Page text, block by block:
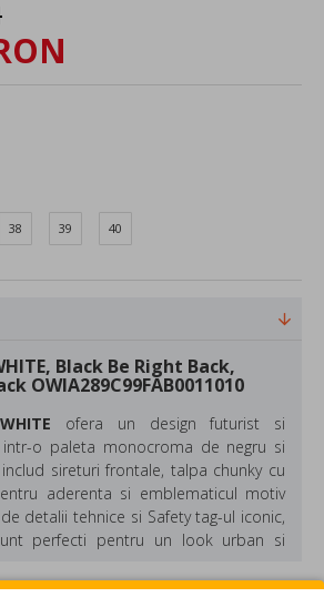
38 39 40
Black Be Right Back,
OWIA289C99FAB0011010
ofera un design futurist si
intr-o paleta monocroma de negru si
sireturi frontale, talpa chunky cu
aderenta si emblematicul motiv
detalii tehnice si Safety tag-ul iconic,
perfecti pentru un look urban si